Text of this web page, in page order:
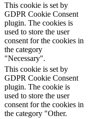
This cookie is set by
GDPR Cookie Consent
plugin. The cookies is
used to store the user
consent for the cookies in
the category
"Necessary".
This cookie is set by
GDPR Cookie Consent
plugin. The cookie is
used to store the user
consent for the cookies in
the category "Other.